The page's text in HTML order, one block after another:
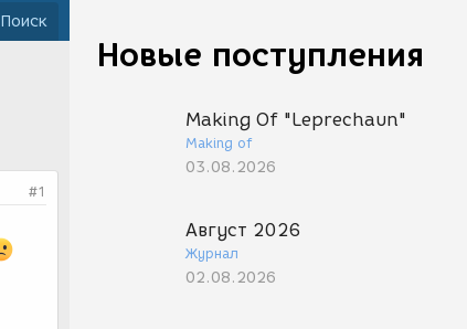
Новые поступления
Making Of "Leprechaun"
Making of
03.08.2026
Август 2026
Журнал
02.08.2026
Поиск
#1